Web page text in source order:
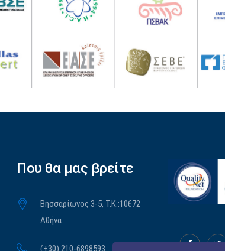
Που θα μας βρείτε
Βησσαρίωνος 3-5, Τ.Κ.:10672
Αθήνα
(+30) 210-6898593